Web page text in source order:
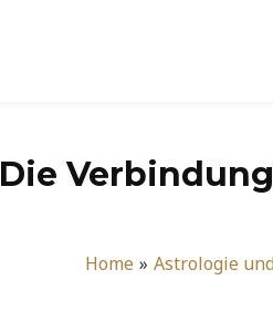
Die
Home
Astrologie